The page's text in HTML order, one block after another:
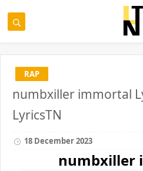
RAP
numbxiller immortal
LyricsTN
18 December 2023
numbxiller